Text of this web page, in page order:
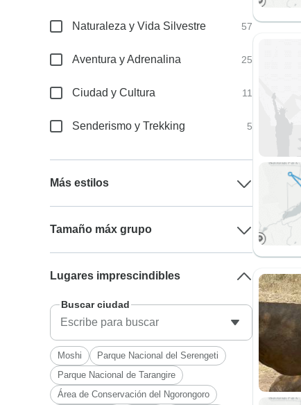
Naturaleza y Vida Silvestre 57
Aventura y Adrenalina 25
Ciudad y Cultura 11
Senderismo y Trekking 5
Más estilos
Tamaño máx grupo
Lugares imprescindibles
Buscar ciudad
Moshi
Parque Nacional del Serengeti
Parque Nacional de Tarangire
Área de Conservación del Ngorongoro